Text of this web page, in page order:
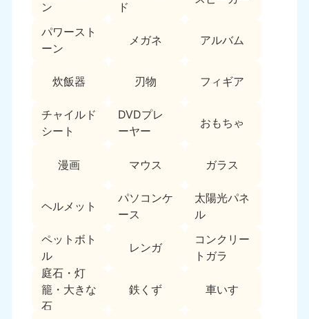
ン
ド
パワースト
ーン
メガネ アルバム
炊飯器 刃物 フィギア
チャイルド
シート
DVDプレ
ーヤー
おもちゃ
漫画 マウス ガラス
ヘルメット
パソコンケ
ース
太陽光パネ
ル
ペットボト
ル
レンガ
コンクリー
トガラ
庭石・灯
籠・大きな
石
鉄くず 車いす
9:00〜19:00 年中無休 9:00〜19:00 年中無休
滋賀県
050-1881-5253
京都府
050-1881-5252
050-1881-5248
9:00〜19:00 年中無休
050-1881-5146
9:00〜19:00 年中無休
050-1880-9900
9:00〜19:00 年中無休
広島県
050-1881-5144
9:00〜19:00 年中無休
鳥取県
050-1881-5156